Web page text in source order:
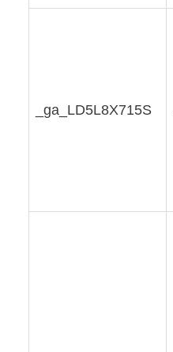
_ga_LD5L8X715S